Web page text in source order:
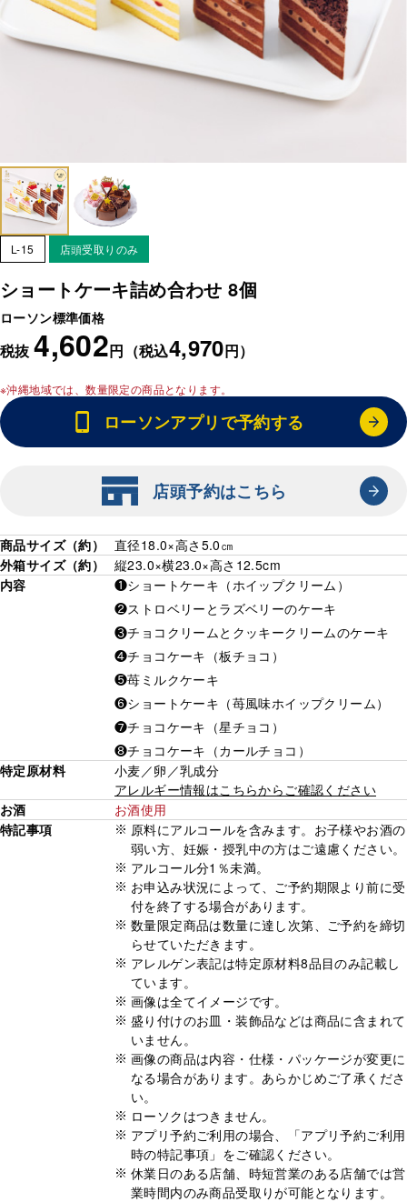
L-15 店頭受取りのみ
ショートケーキ詰め合わせ 8個
ローソン標準価格
税抜4,602円（税込4,970円）
※沖縄地域では、数量限定の商品となります。
ローソンアプリで予約する
店頭予約はこちら
商品サイズ（約）
直径18.0×高さ5.0㎝
外箱サイズ（約）
縦23.0×横23.0×高さ12.5cm
内容
❶ショートケーキ（ホイップクリーム）
❷ストロベリーとラズベリーのケーキ
❸チョコクリームとクッキークリームのケーキ
❹チョコケーキ（板チョコ）
❺苺ミルクケーキ
❻ショートケーキ（苺風味ホイップクリーム）
❼チョコケーキ（星チョコ）
❽チョコケーキ（カールチョコ）
特定原材料
小麦／卵／乳成分
アレルギー情報はこちらからご確認ください
お酒
お酒使用
特記事項
原料にアルコールを含みます。お子様やお酒の
弱い方、妊娠・授乳中の方はご遠慮ください。
アルコール分1％未満。
お申込み状況によって、ご予約期限より前に受
付を終了する場合があります。
数量限定商品は数量に達し次第、ご予約を締切
らせていただきます。
アレルゲン表記は特定原材料8品目のみ記載し
ています。
画像は全てイメージです。
盛り付けのお皿・装飾品などは商品に含まれて
いません。
画像の商品は内容・仕様・パッケージが変更に
なる場合があります。あらかじめご了承くださ
い。
ローソクはつきません。
アプリ予約ご利用の場合、「アプリ予約ご利用
時の特記事項」をご確認ください。
休業日のある店舗、時短営業のある店舗では営
業時間内のみ商品受取りが可能となります。